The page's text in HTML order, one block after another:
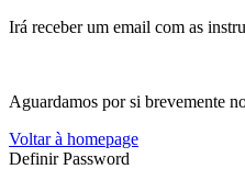
Irá receber um email com as
Aguardamos por si brevemente
Voltar à homepage
Definir Password